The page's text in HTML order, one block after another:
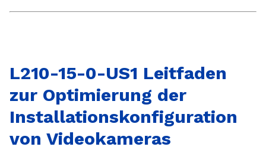
L210-15-0-US1 Leitfaden
zur Optimierung der
Installationskonfiguration
von Videokameras